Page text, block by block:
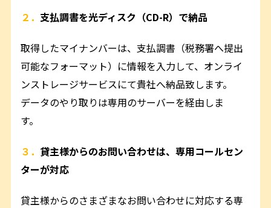
２．支払調書を光ディスク（CD-R）で納品
取得したマイナンバーは、支払調書（税務署へ提出
可能なフォーマット）に情報を入力して、オンライ
ンストレージサービスにて貴社へ納品致します。
データのやり取りは専用のサーバーを経由しま
す。
３．貸主様からのお問い合わせは、専用コールセン
ターが対応
貸主様からのさまざまなお問い合わせに対応する専